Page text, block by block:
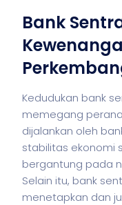
Bank
Kedudukan bank
memegang
dijalankan oleh
stabilitas ekonomi
bergantung pada
Selain itu, bank
menetapkan dan